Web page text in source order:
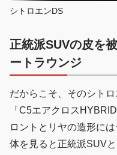
シトロエンDS
正統派SUVの皮を
ートラウンジ
だからこそ、そのシト
「C5エアクロス
ロントとリヤの造形に
体を見ると正統派SUV